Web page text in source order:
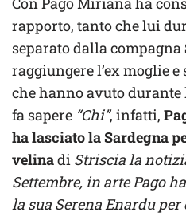
rapporto, tanto che lui
separato dalla compagna
raggiungere l’ex moglie
che hanno avuto durante
fa sapere “Chi”, infatti,
ha lasciato la Sardegna
velinadi Striscia la
Settembre, in arte Pago
la sua Serena Enardu per